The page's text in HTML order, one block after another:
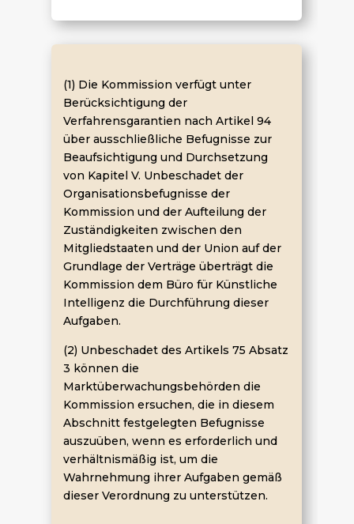
(1) Die Kommission verfügt unter
Berücksichtigung der
Verfahrensgarantien nach Artikel 94
über ausschließliche Befugnisse zur
Beaufsichtigung und Durchsetzung
von Kapitel V. Unbeschadet der
Organisationsbefugnisse der
Kommission und der Aufteilung der
Zuständigkeiten zwischen den
Mitgliedstaaten und der Union auf der
Grundlage der Verträge überträgt die
Kommission dem Büro für Künstliche
Intelligenz die Durchführung dieser
Aufgaben.
(2) Unbeschadet des Artikels 75 Absatz
3 können die
Marktüberwachungsbehörden die
Kommission ersuchen, die in diesem
Abschnitt festgelegten Befugnisse
auszuüben, wenn es erforderlich und
verhältnismäßig ist, um die
Wahrnehmung ihrer Aufgaben gemäß
dieser Verordnung zu unterstützen.